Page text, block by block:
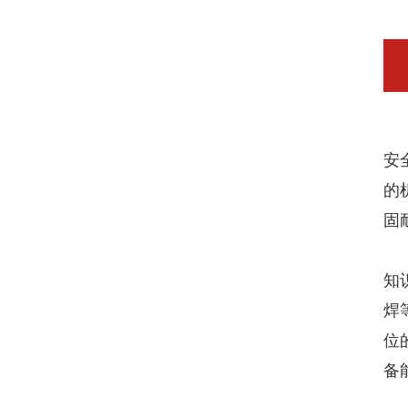
安
的
固
知
焊
位
备